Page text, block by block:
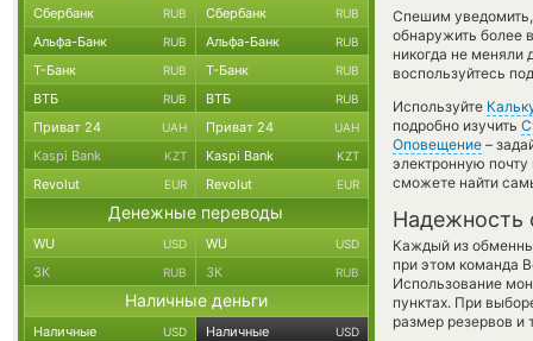
Спешим
обнаружить более
никогда не меняли
воспользуйтесь
Используйте
подробно изучить
Оповещение –
электронную
сможете найти
Надежность
Каждый из
при этом команда
Использование
пунктах. При
размер резервов и
Сбербанк RUB Сбербанк RUB
Альфа-Банк RUB Альфа-Банк RUB
Т-Банк RUB Т-Банк RUB
ВТБ RUB ВТБ RUB
Приват 24 UAH Приват 24 UAH
Kaspi Bank KZT Kaspi Bank KZT
Revolut EUR Revolut EUR
Денежные переводы
WU USD WU USD
ЗК RUB ЗК RUB
Наличные деньги
Наличные USD Наличные USD